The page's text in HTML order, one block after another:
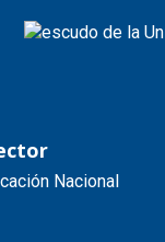
Nacional